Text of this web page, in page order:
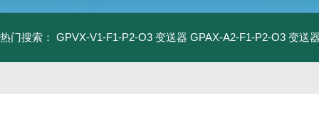
热门搜索： GPVX-V1-F1-P2-O3 变送器 GPAX-A2-F1-P2-O3 变送